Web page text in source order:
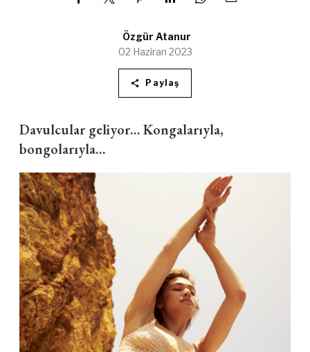
Özgür Atanur
02 Haziran 2023
Paylaş
Davulcular geliyor… Kongalarıyla,
bongolarıyla…